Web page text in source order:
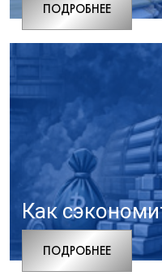
ПОДРОБНЕЕ
Как
ПОДРОБНЕЕ